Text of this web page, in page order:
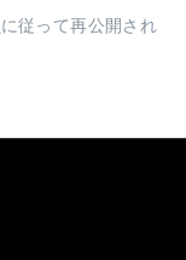
に従って再公開され